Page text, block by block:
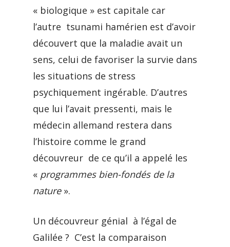
« biologique » est capitale car
l’autre tsunami hamérien est d’avoir
découvert que la maladie avait un
sens, celui de favoriser la survie dans
les situations de stress
psychiquement ingérable. D’autres
que lui l’avait pressenti, mais le
médecin allemand restera dans
l’histoire comme le grand
découvreur de ce qu’il a appelé les
« programmes bien-fondés de la
nature ».
Un découvreur génial à l’égal de
Galilée ? C’est la comparaison